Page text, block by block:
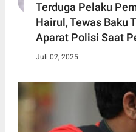
Terduga Pelaku
Hairul, Tewas Baku
Aparat Polisi Saat
Juli 02, 2025